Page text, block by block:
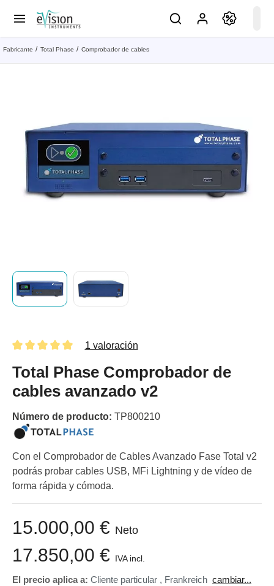
Fabricante Total Phase Comprobador de cables
1 valoración
Total Phase Comprobador de
cables avanzado v2
Número de producto: TP800210
Con el Comprobador de Cables Avanzado Fase Total v2
podrás probar cables USB, MFi Lightning y de vídeo de
forma rápida y cómoda.
15.000,00 € Neto
17.850,00 € IVA incl.
El precio aplica a: Cliente particular , Frankreich cambiar...